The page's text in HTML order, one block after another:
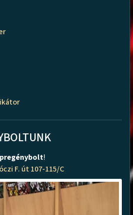
!
F. út 107-115/C